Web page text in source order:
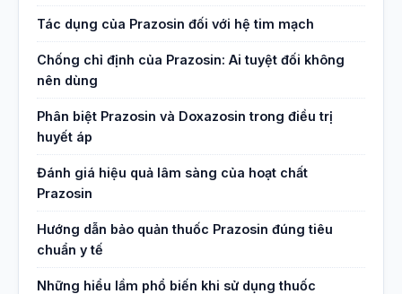
Tác dụng của Prazosin đối với hệ tim mạch
Chống chỉ định của Prazosin: Ai tuyệt đối không
nên dùng
Phân biệt Prazosin và Doxazosin trong điều trị
huyết áp
Đánh giá hiệu quả lâm sàng của hoạt chất
Prazosin
Hướng dẫn bảo quản thuốc Prazosin đúng tiêu
chuẩn y tế
Những hiểu lầm phổ biến khi sử dụng thuốc